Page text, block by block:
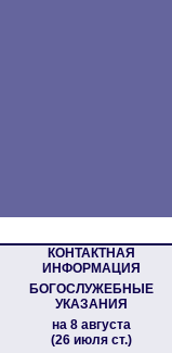
КОНТАКТНАЯ
ИНФОРМАЦИЯ
БОГОСЛУЖЕБНЫЕ
УКАЗАНИЯ
на 8 августа
(26 июля ст.)